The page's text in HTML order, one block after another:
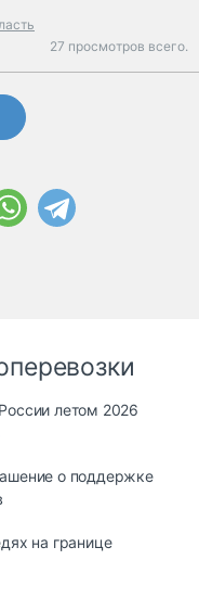
27 просмотров всего.
летом 2026
о поддержке
на границе